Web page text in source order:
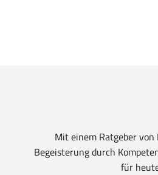
Mit einem Ratgeber
Begeisterung durch
für